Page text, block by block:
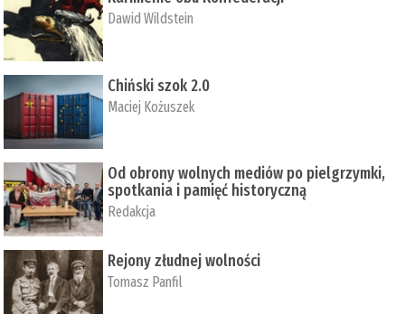
Dawid Wildstein
Chiński szok 2.0
Maciej Kożuszek
Od obrony wolnych mediów po pielgrzymki,
spotkania i pamięć historyczną
Redakcja
Rejony złudnej wolności
Tomasz Panfil